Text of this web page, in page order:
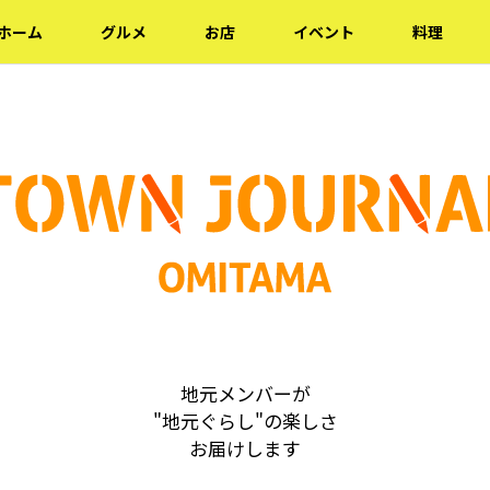
ーム グルメ お店 イベント 料理
地元メンバーが
"地元ぐらし"の楽しさ
お届けします